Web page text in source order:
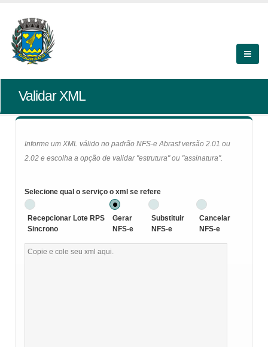
Validar XML
Informe um XML válido no padrão NFS-e Abrasf versão 2.01 ou
2.02 e escolha a opção de validar "estrutura" ou "assinatura".
Selecione qual o serviço o xml se refere
Recepcionar Lote RPS
Sincrono
Gerar
NFS-e
Substituir
NFS-e
Cancelar
NFS-e